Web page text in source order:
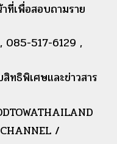
ที่เพื่อสอบถามราย
517-6129 ,
ทธิพิเศษและข่าวสาร
/